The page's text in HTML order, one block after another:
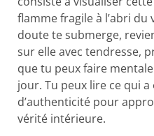
flamme fragile à l’abri du
doute te submerge,
sur elle avec tendresse,
que tu peux faire
jour. Tu peux lire ce qui
d’authenticité pour
vérité intérieure.